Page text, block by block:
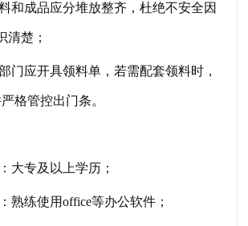
和成品应分堆放整齐，杜绝不安全因
清楚；
门应开具领料单，若需配套领料时，
格管控出门条。
大专及以上学历；
熟练使用office等办公软件；